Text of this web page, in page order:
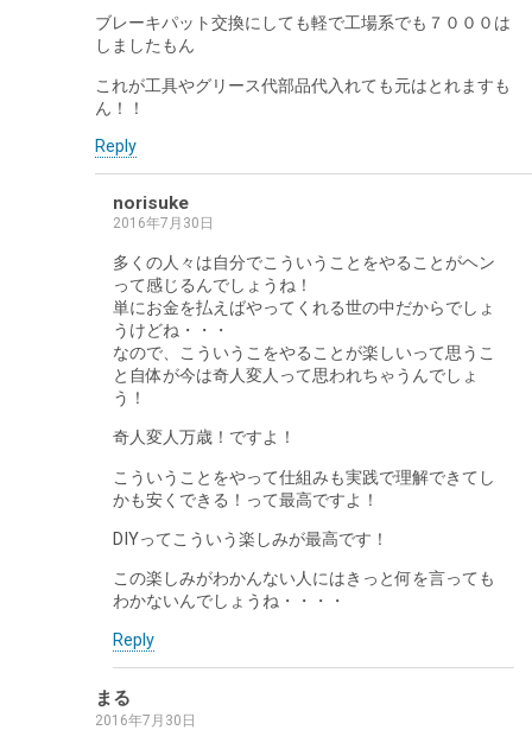
ブレーキパット交換にしても軽で工場系でも７０００は
しましたもん
これが工具やグリース代部品代入れても元はとれますも
ん！！
Reply
norisuke
2016年7月30日
多くの人々は自分でこういうことをやることがヘン
って感じるんでしょうね！
単にお金を払えばやってくれる世の中だからでしょ
うけどね・・・
なので、こういうこをやることが楽しいって思うこ
と自体が今は奇人変人って思われちゃうんでしょ
う！
奇人変人万歳！ですよ！
こういうことをやって仕組みも実践で理解できてし
かも安くできる！って最高ですよ！
DIYってこういう楽しみが最高です！
この楽しみがわかんない人にはきっと何を言っても
わかないんでしょうね・・・・
Reply
まる
2016年7月30日